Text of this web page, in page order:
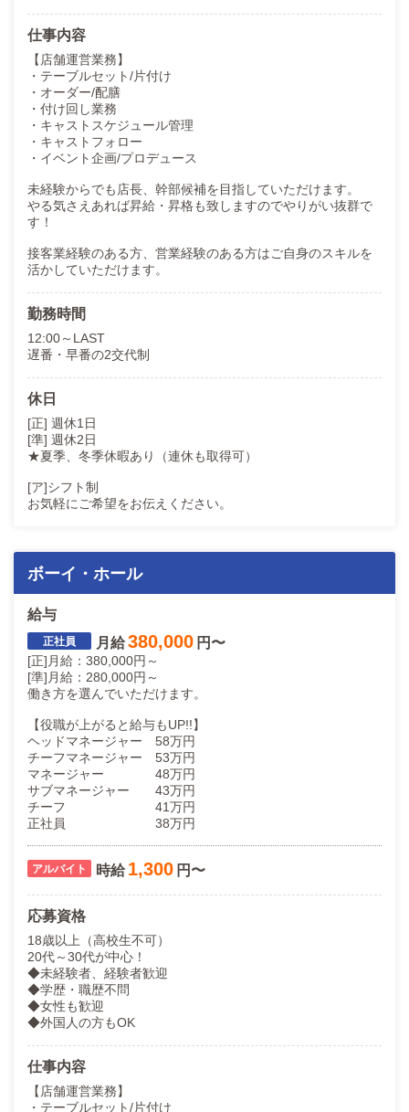
どちらにシフト制でご希望の日時で出勤していただけます。
ーーーーーーーーーーーー
タテ社会・年功序列・体育会系…。
ナイトワークやサービス業にありがちな社風は一切無く、
メリハリのあるアットホームな環境です。
とはいえ、「 どんな仕事をするか分からない」「
不安」
など心配事も多いでしょう。
当店では体験入社のご案内も可能です！
実際に目で見て肌で感じて、働けるかどうかを判断していただけ
ればと思います。
ぜひ一緒にNo,1を狙いましょう！！！
【大宮baton】12:00～LAST
TEL：080-9285-8828（求人担当）
LINE URL：https://line.me/ti/p/OlntNCWL9-
い。
ご連絡楽しみにお待ちしております。
仕事内容
【店舗運営業務】
・テーブルセット/片付け
・オーダー/配膳
・付け回し業務
・キャストスケジュール管理
・キャストフォロー
・イベント企画/プロデュース
未経験からでも店長、幹部候補を目指していただけます。
やる気さえあれば昇給・昇格も致しますのでやりがい抜群で
す！
接客業経験のある方、営業経験のある方はご自身のスキルを
活かしていただけます。
勤務時間
12:00～LAST
遅番・早番の2交代制
休日
[正] 週休1日
[準] 週休2日
★夏季、冬季休暇あり（連休も取得可）
[ア]シフト制
お気軽にご希望をお伝えください。
ボーイ・ホール
給与
月給380,000 円〜
[正]月給：380,000円～
[準]月給：280,000円～
働き方を選んでいただけます。
【役職が上がると給与もUP!!】
ヘッドマネージャー 58万円
チーフマネージャー 53万円
マネージャー 48万円
サブマネージャー 43万円
チーフ 41万円
正社員 38万円
時給 1,300 円〜
応募資格
18歳以上（高校生不可）
20代～30代が中心！
◆未経験者、経験者歓迎
◆学歴・職歴不問
◆女性も歓迎
◆外国人の方もOK
仕事内容
【店舗運営業務】
・テーブルセット/片付け